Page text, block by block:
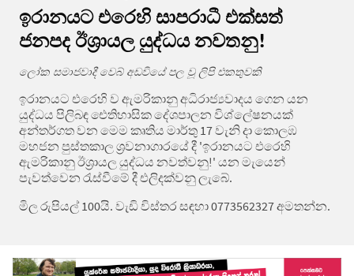
ඉරානයට එරෙහි සාපරාධී එක්සත්
ජනපද ඊශ්‍රායල යුද්ධය නවතනු!
ලෝක සමාජවාදී වෙබ් අඩවියේ පල වූ ලිපි එකතුවකි
ඉරානයට එරෙහි ව ඇමරිකානු අධිරාජ්‍යවාදය ගෙන යන
යුද්ධය පිලිබඳ ඓතිහාසික දේශපාලන විශ්ලේෂනයක්
අන්තර්ගත වන මෙම කෘතිය මාර්තු 17 වැනි දා කොලඹ
මහජන පුස්තකාල ශ්‍රවනාගාරයේ දී 'ඉරානයට එරෙහි
ඇමරිකානු ඊශ්‍රායල යුද්ධය නවත්වනු!' යන මැයෙන්
පැවත්වෙන රැස්වීමේ දී එලිදක්වනු ලැබේ.
මිල රුපියල් 100යි. වැඩි විස්තර සඳහා 0773562327 අමතන්න.